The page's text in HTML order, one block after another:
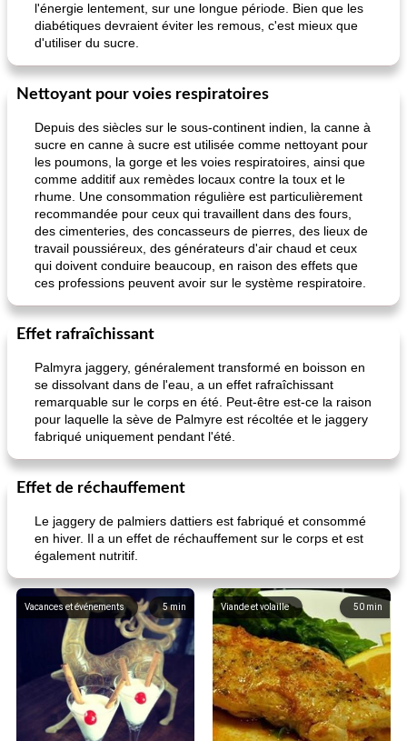
l'énergie lentement, sur une longue période. Bien que les
diabétiques devraient éviter les remous, c'est mieux que
d'utiliser du sucre.
Nettoyant pour voies respiratoires
Depuis des siècles sur le sous-continent indien, la canne à
sucre en canne à sucre est utilisée comme nettoyant pour
les poumons, la gorge et les voies respiratoires, ainsi que
comme additif aux remèdes locaux contre la toux et le
rhume. Une consommation régulière est particulièrement
recommandée pour ceux qui travaillent dans des fours,
des cimenteries, des concasseurs de pierres, des lieux de
travail poussiéreux, des générateurs d'air chaud et ceux
qui doivent conduire beaucoup, en raison des effets que
ces professions peuvent avoir sur le système respiratoire.
Effet rafraîchissant
Palmyra jaggery, généralement transformé en boisson en
se dissolvant dans de l'eau, a un effet rafraîchissant
remarquable sur le corps en été. Peut-être est-ce la raison
pour laquelle la sève de Palmyre est récoltée et le jaggery
fabriqué uniquement pendant l'été.
Effet de réchauffement
Le jaggery de palmiers dattiers est fabriqué et consommé
en hiver. Il a un effet de réchauffement sur le corps et est
également nutritif.
5min
Vacances et événements 50 min
Viande et volaille